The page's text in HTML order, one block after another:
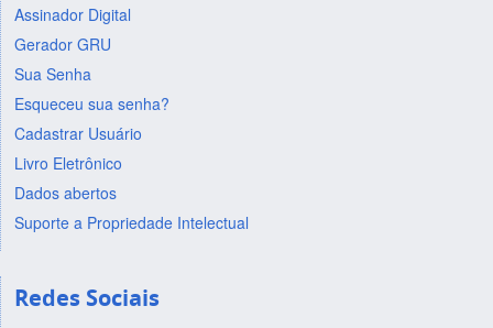
Assinador Digital
Gerador GRU
Sua Senha
Esqueceu sua senha?
Cadastrar Usuário
Livro Eletrônico
Dados abertos
Suporte a Propriedade Intelectual
Redes Sociais